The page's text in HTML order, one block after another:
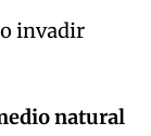
invadir
natural